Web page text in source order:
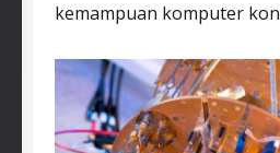
kemampuan komputer